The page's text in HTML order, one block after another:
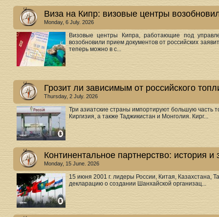
Виза на Кипр: визовые центры
Monday, 6 July. 2026
Визовые центры Кипра, работающие под
возобновили прием документов от российских
теперь можно в с...
Грозит ли зависимым от российского
Thursday, 2 July. 2026
Три азиатские страны импортируют большую часть
Киргизия, а также Таджикистан и Монголия. Кирг...
Континентальное партнерство: история
Monday, 15 June. 2026
15 июня 2001 г. лидеры России, Китая, Казахстана,
декларацию о создании Шанхайской организац...